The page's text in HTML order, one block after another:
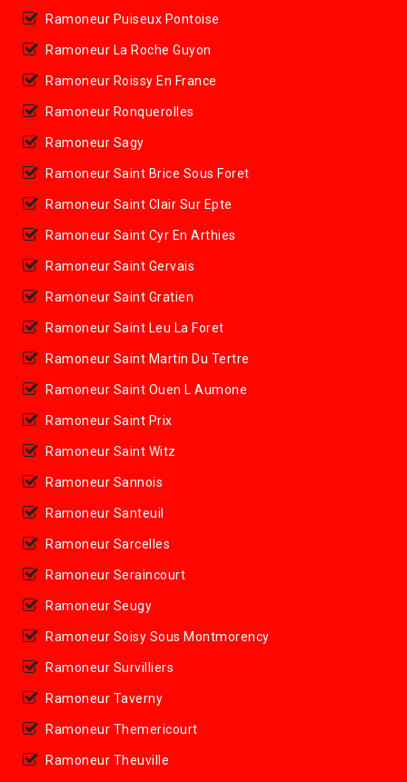
Ramoneur Puiseux Pontoise
Ramoneur La Roche Guyon
Ramoneur Roissy En France
Ramoneur Ronquerolles
Ramoneur Sagy
Ramoneur Saint Brice Sous Foret
Ramoneur Saint Clair Sur Epte
Ramoneur Saint Cyr En Arthies
Ramoneur Saint Gervais
Ramoneur Saint Gratien
Ramoneur Saint Leu La Foret
Ramoneur Saint Martin Du Tertre
Ramoneur Saint Ouen L Aumone
Ramoneur Saint Prix
Ramoneur Saint Witz
Ramoneur Sannois
Ramoneur Santeuil
Ramoneur Sarcelles
Ramoneur Seraincourt
Ramoneur Seugy
Ramoneur Soisy Sous Montmorency
Ramoneur Survilliers
Ramoneur Taverny
Ramoneur Themericourt
Ramoneur Theuville